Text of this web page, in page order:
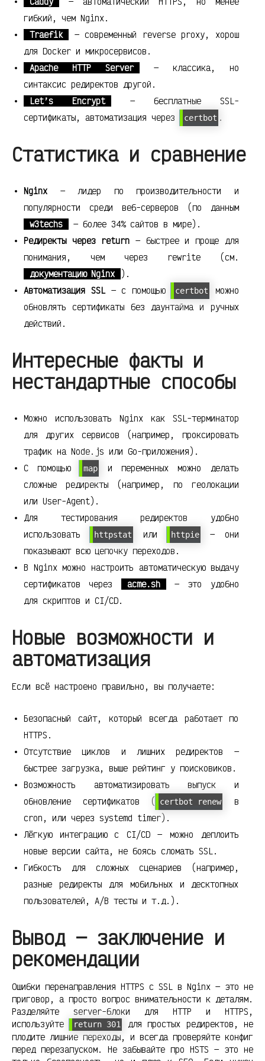
гибкий, чем Nginx.
Traefik
— современный reverse proxy, хорош
для Docker и микросервисов.
Apache HTTP Server
— классика, но
синтаксис редиректов другой.
Let’s Encrypt
— бесплатные SSL-
сертификаты, автоматизация через
certbot .
Статистика и сравнение
Nginx — лидер по производительности и
популярности среди веб-серверов (по данным
w3techs
— более 34% сайтов в мире).
Редиректы через return — быстрее и проще для
понимания, чем через rewrite (см.
документацию Nginx
).
Автоматизация SSL— с помощью certbot
можно
обновлять сертификаты без даунтайма и ручных
действий.
Интересные факты и
нестандартные способы
Можно использовать Nginx как SSL-терминатор
для других сервисов (например, проксировать
трафик на Node.js или Go-приложения).
С помощью
map
и переменных можно делать
сложные редиректы (например, по геолокации
или User-Agent).
Для тестирования редиректов удобно
использовать
httpstat или httpie
— они
показывают всю цепочку переходов.
В Nginx можно настроить автоматическую выдачу
сертификатов через
acme.sh
— это удобно
для скриптов и CI/CD.
Новые возможности и
автоматизация
Если всё настроено правильно, вы получаете:
Безопасный сайт, который всегда работает по
HTTPS.
Отсутствие циклов и лишних редиректов —
быстрее загрузка, выше рейтинг у поисковиков.
Возможность автоматизировать выпуск и
обновление сертификатов (
certbot renew
в
cron, или через systemd timer).
Лёгкую интеграцию с CI/CD — можно деплоить
новые версии сайта, не боясь сломать SSL.
Гибкость для сложных сценариев (например,
разные редиректы для мобильных и десктопных
пользователей, A/B тесты и т.д.).
Вывод — заключение и
рекомендации
Ошибки перенаправления HTTPS с SSL в Nginx — это не
приговор, а просто вопрос внимательности к деталям.
Разделяйте server-блоки для HTTP и HTTPS,
используйте
return 301
для простых редиректов, не
плодите лишние переходы, и всегда проверяйте конфиг
перед перезапуском. Не забывайте про HSTS — это не